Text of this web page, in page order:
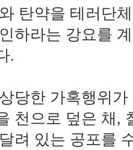
탄약을 테러단
하라는 강요를
.
당한 가혹행위
천으로 덮은 채,
려 있는 공포를